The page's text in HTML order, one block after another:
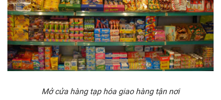
Mở cửa hàng tạp hóa giao hàng tận nơi